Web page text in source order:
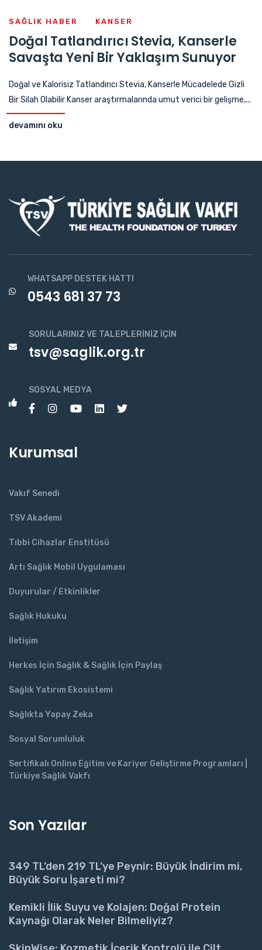
SAĞLIK HABER KANSER
Doğal Tatlandırıcı Stevia, Kanserle
Savaşta Yeni Bir Yaklaşım Sunuyor
Doğal ve Kalorisiz Tatlandırıcı Stevia, Kanserle Mücadelede Gizli
Bir Silah Olabilir Kanser araştırmalarında umut verici bir gelişme,...
devamını oku
WHATSAPP DESTEK HATTI
0543 681 37 73
SORULARINIZ VE TALEPLERINIZ İÇIN
tsv@saglik.org.tr
SOSYAL MEDYA
Kurumsal
Vakıf Senedi
TSV Akademi
Tıbbi Cihazlar Enstitüsü
Artı Sağlık Mobil Uygulaması
Duyurular / Etkinlikler
Sağlık Hukuku
İletişim
Herkes İçin Sağlık & Sağlık İçin Paylaş
Sağlık Yatırım Ekosistemi
Sağlıkta Yapay Zeka
Sosyal Sorumluluk
Sertifikalı Online Eğitim ve Kariyer Geliştirme Programları |
Türkiye Sağlık Vakfı
Son Yazılar
349 TL’den 219 TL’ye Peynir: Büyük İndirim mi,
Büyük Soru İşareti mi?
Kemikli İlik Suyu ve Kolajen: Doğal Protein
Kaynağı Olarak Neler Bilmeliyiz?